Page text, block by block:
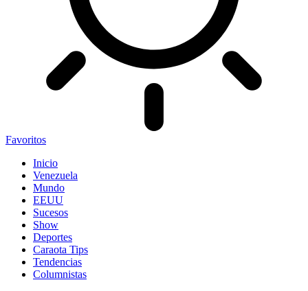
Favoritos
Inicio
Venezuela
Mundo
EEUU
Sucesos
Show
Deportes
Caraota Tips
Tendencias
Columnistas